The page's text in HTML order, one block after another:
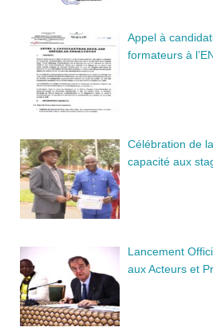
Appel à
formateurs à
Célébration de
capacité aux
Lancement
aux Acteurs et